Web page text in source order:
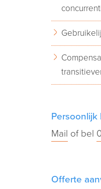
Persoonlijk
Mail of bel
Offerte